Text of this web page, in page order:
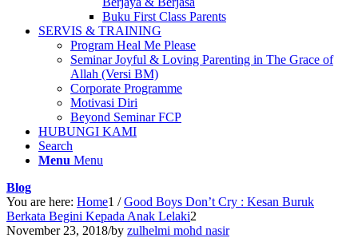
Buku First Class Parents
SERVIS & TRAINING
Program Heal Me Please
Seminar Joyful & Loving Parenting in The Grace of
Allah (Versi BM)
Corporate Programme
Motivasi Diri
Beyond Seminar FCP
HUBUNGI KAMI
Search
Menu Menu
Blog
You are here: Home1 / Good Boys Don’t Cry : Kesan Buruk
Berkata Begini Kepada Anak Lelaki2
November 23, 2018/by zulhelmi mohd nasir